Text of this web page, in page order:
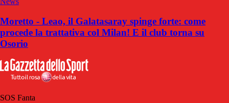
Moretto - Leao, il Galatasaray spinge forte: come
procede la trattativa col Milan! E il club torna su
Osorio
SOS Fanta